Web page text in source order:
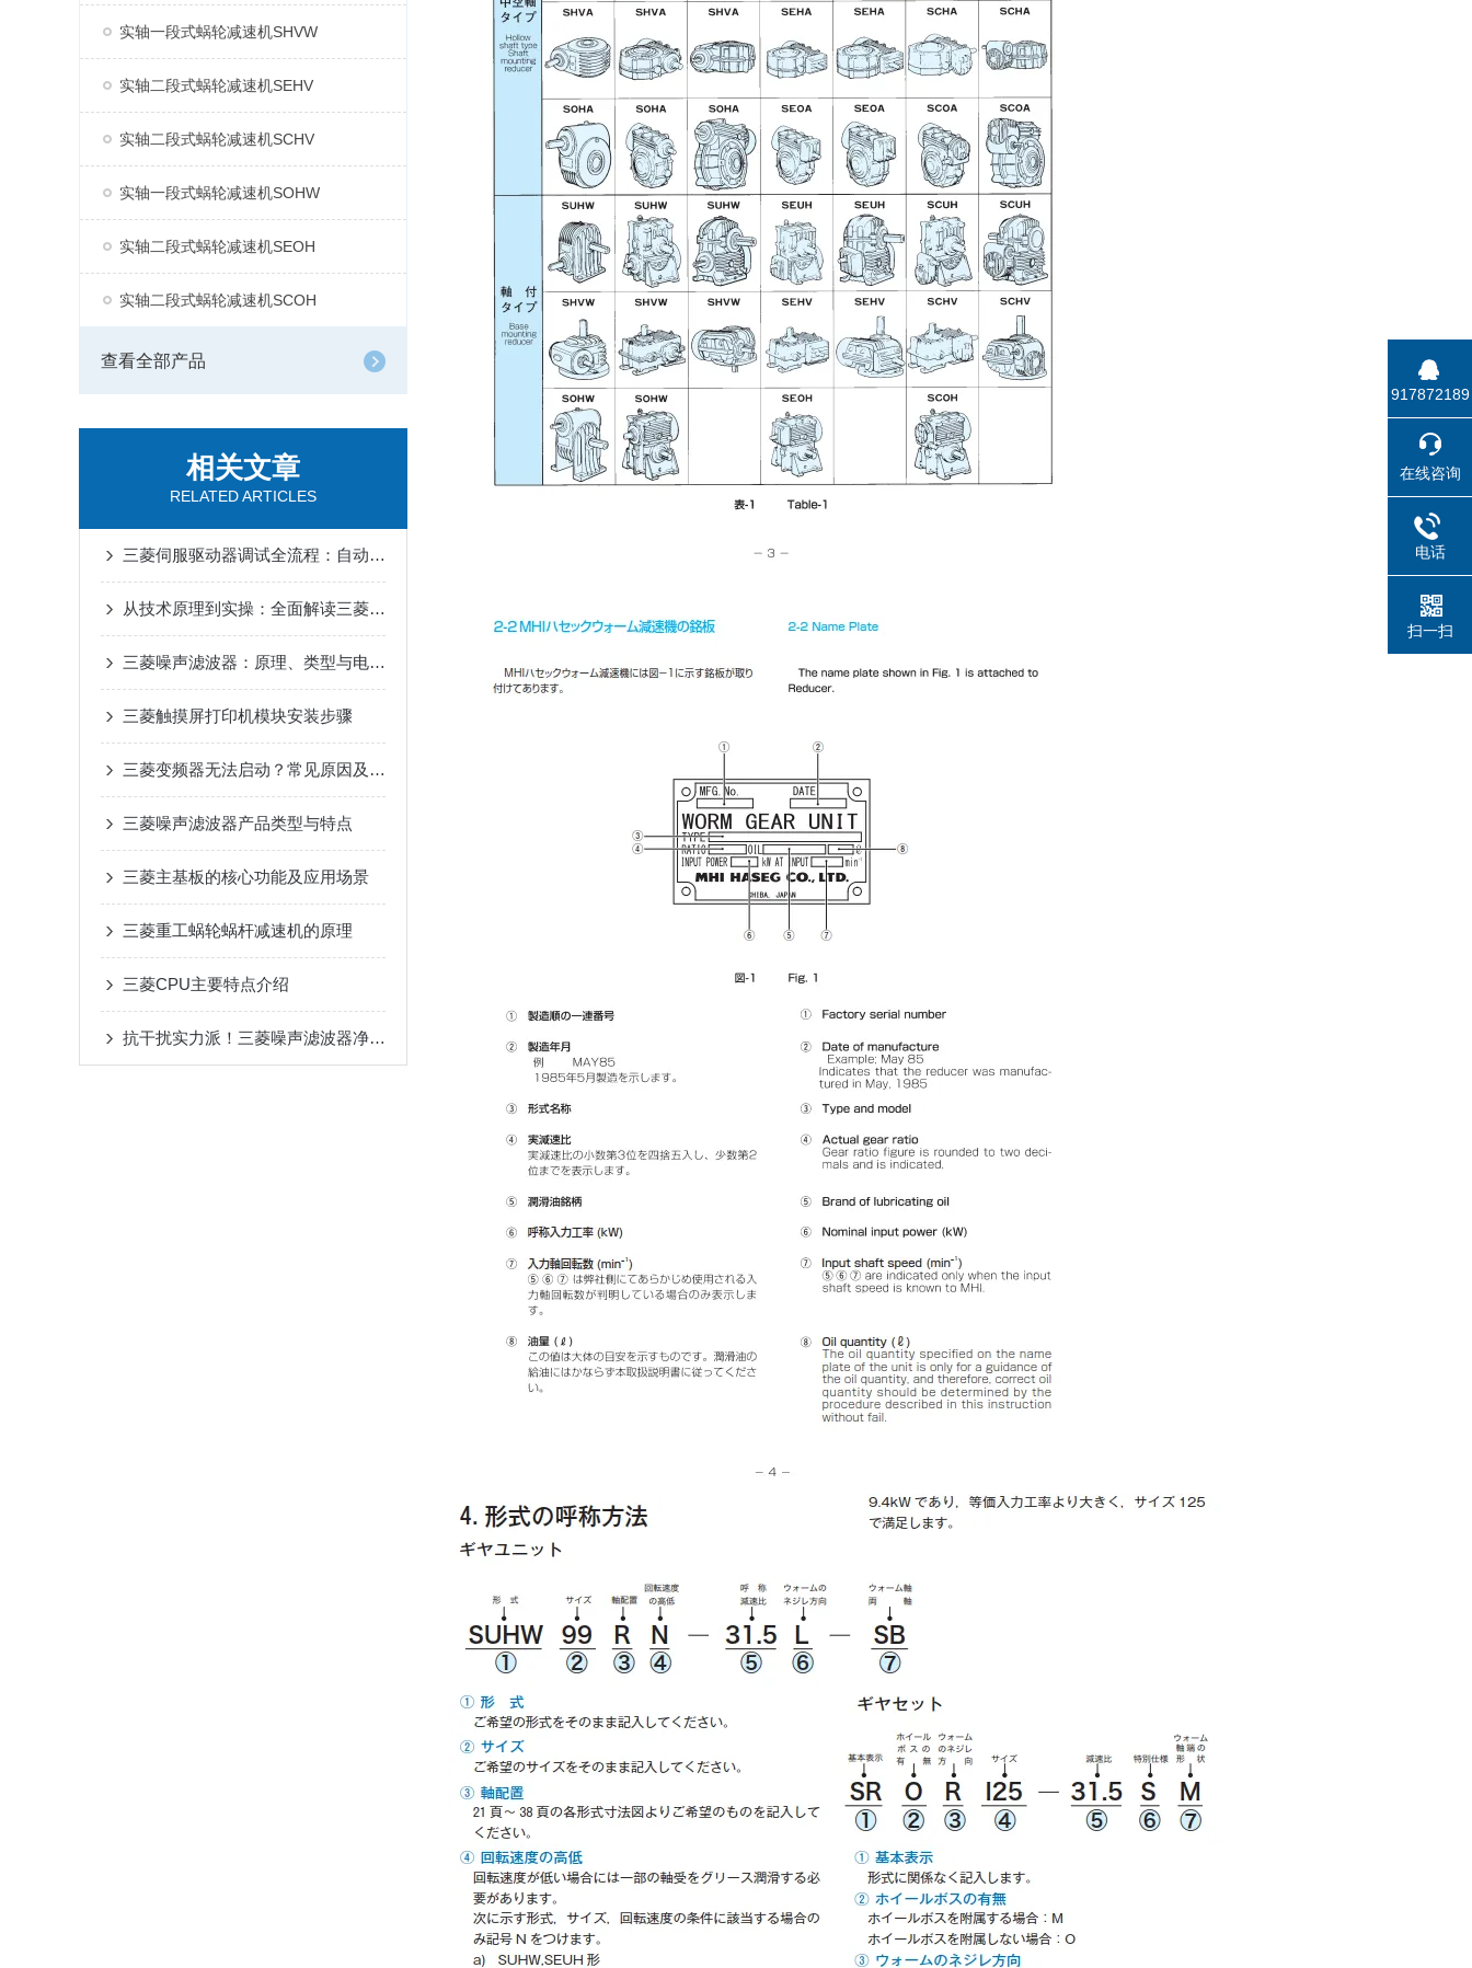
实轴一段式蜗轮减速机SHVW
实轴二段式蜗轮减速机SEHV
实轴二段式蜗轮减速机SCHV
实轴一段式蜗轮减速机SOHW
实轴二段式蜗轮减速机SEOH
实轴二段式蜗轮减速机SCOH
查看全部产品
相关文章
RELATED ARTICLES
三菱伺服驱动器调试全流程：自动增益、共振抑制参数设置详解
从技术原理到实操：全面解读三菱伺服驱动器的性能优势
三菱噪声滤波器：原理、类型与电磁干扰抑制核心优势解析
三菱触摸屏打印机模块安装步骤
三菱变频器无法启动？常见原因及解决办法
三菱噪声滤波器产品类型与特点
三菱主基板的核心功能及应用场景
三菱重工蜗轮蜗杆减速机的原理
三菱CPU主要特点介绍
抗干扰实力派！三菱噪声滤波器净化电路环境
917872189
在线咨询
电话
扫一扫